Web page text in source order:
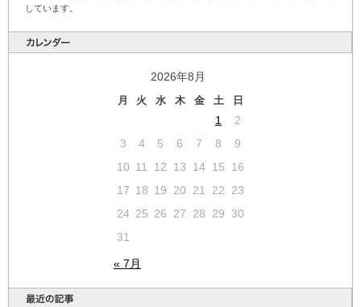
しています。
2026年8月
月 火 水 木 金 土 日
« 7月
1
2
3
4 5 6 7 8
9
10 11 12 13 14 15
16
17 18 19 20 21 22
23
24 25 26 27 28 29
30
31